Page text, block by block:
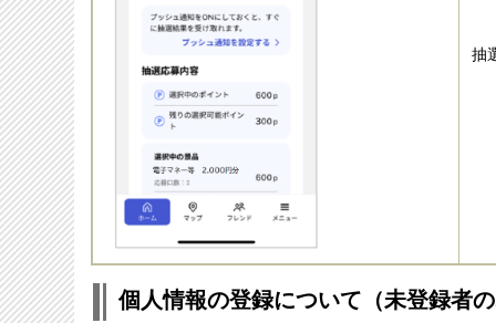
抽
個人情報の登録について（未登録者